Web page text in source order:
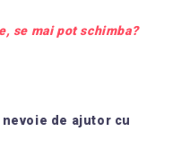
se mai pot schimba?
de ajutor cu